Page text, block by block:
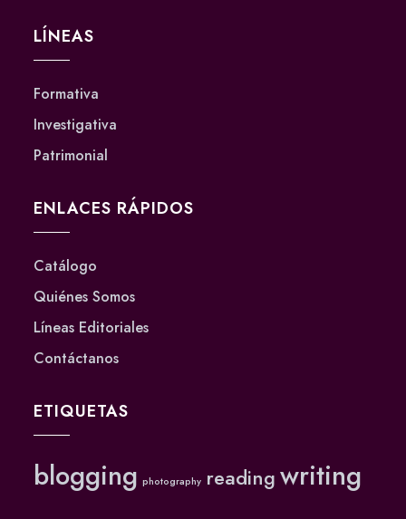
LÍNEAS
Formativa
Investigativa
Patrimonial
ENLACES RÁPIDOS
Catálogo
Quiénes Somos
Líneas Editoriales
Contáctanos
ETIQUETAS
blogging photography reading writing